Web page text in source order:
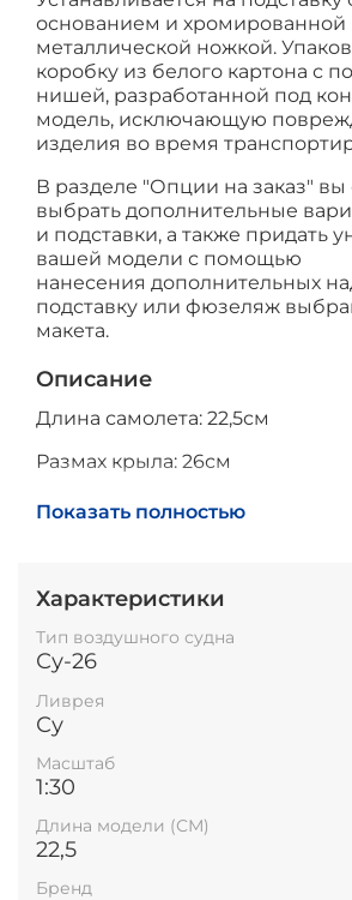
основанием и хромированной
металлической ножкой.
коробку из белого картона с
нишей, разработанной под
модель, исключающую
изделия во время
В разделе "Опции на заказ"
выбрать дополнительные
и подставки, а также придать
вашей модели с помощью
нанесения дополнительных
подставку или фюзеляж
макета.
Описание
Длина самолета: 22,5см
Размах крыла: 26см
Высота на подставке: 17см
Показать полностью
Характеристики
Тип воздушного судна
Су-26
Ливрея
Су
Масштаб
1:30
Длина модели (СМ)
22,5
Бренд